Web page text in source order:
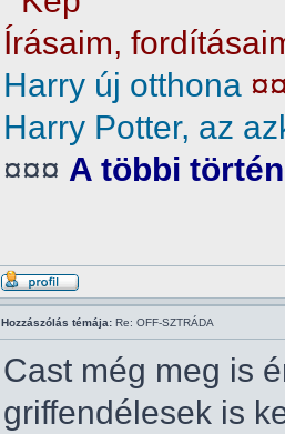
Írásaim,
Harry új otthona
Harry Potter, az
¤¤¤ A többi
Hozzászólás témája: Re: OFF-SZTRÁDA
Cast még meg is
griffendélesek is